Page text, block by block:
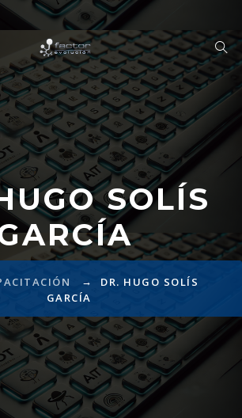
SOLÍS
→ DR. HUGO SOLÍS
GARCÍA